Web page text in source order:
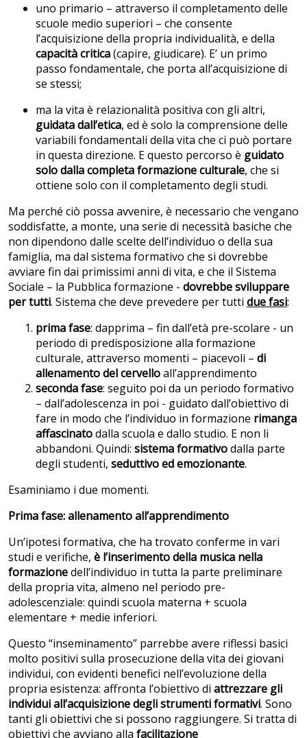
uno primario – attraverso il completamento delle
scuole medio superiori – che consente
l’acquisizione della propria individualità, e della
capacità critica(capire, giudicare). E’ un primo
passo fondamentale, che porta all’acquisizione di
se stessi;
ma la vita è relazionalità positiva con gli altri,
guidata dall’etica, ed è solo la comprensione delle
variabili fondamentali della vita che ci può portare
in questa direzione. E questo percorso è guidato
solo dalla completa formazione culturale, che si
ottiene solo con il completamento degli studi.
Ma perché ciò possa avvenire, è necessario che vengano
soddisfatte, a monte, una serie di necessità basiche che
non dipendono dalle scelte dell’individuo o della sua
famiglia, ma dal sistema formativo che si dovrebbe
avviare fin dai primissimi anni di vita, e che il Sistema
Sociale – la Pubblica formazione - dovrebbe sviluppare
per tutti. Sistema che deve prevedere per tutti due fasi:
prima fase: dapprima – fin dall’età pre-scolare - un
periodo di predisposizione alla formazione
culturale, attraverso momenti – piacevoli – di
allenamento del cervelloall’apprendimento
seconda fase: seguito poi da un periodo formativo
– dall’adolescenza in poi - guidato dall’obiettivo di
fare in modo che l’individuo in formazione rimanga
affascinatodalla scuola e dallo studio. E non li
abbandoni. Quindi: sistema formativodalla parte
degli studenti, seduttivo ed emozionante.
Esaminiamo i due momenti.
Prima fase: allenamento all’apprendimento
Un’ipotesi formativa, che ha trovato conferme in vari
studi e verifiche, è l’inserimento della musica nella
formazionedell’individuo in tutta la parte preliminare
della propria vita, almeno nel periodo pre-
adolescenziale: quindi scuola materna + scuola
elementare + medie inferiori.
Questo “inseminamento” parrebbe avere riflessi basici
molto positivi sulla prosecuzione della vita dei giovani
individui, con evidenti benefici nell’evoluzione della
propria esistenza: affronta l’obiettivo di attrezzare gli
individui all’acquisizione degli strumenti formativi. Sono
tanti gli obiettivi che si possono raggiungere. Si tratta di
obiettivi che avviano alla facilitazione